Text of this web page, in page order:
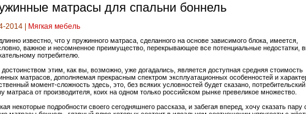
матрасы для спальни боннель
2014 | Мягкая мебель
известно, что у пружинного матраса, сделанного на основе зависимого блока, имеется,
важное и несомненное преимущество, перекрывающее все потенциальные недостатки,
потребителю.
достоинством этим, как вы, возможно, уже догадались, является доступная средняя стоимость
матрасов, дополняемая прекрасным спектром эксплуатационных особенностей и
момент-сложность здесь, это, без всяких условностей будет сказано,
матраса от производителя, коих на одном только российском рынке превеликое множество.
некоторые подробности своего сегодняшнего рассказа, и забегая вперед, хочу сказать пару